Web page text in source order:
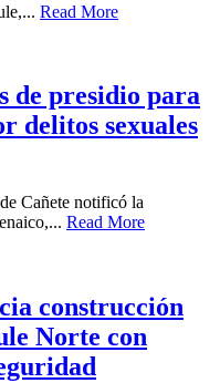
Read More
de presidio para
delitos sexuales
Cañete notificó la
Read More
construcción
Norte con